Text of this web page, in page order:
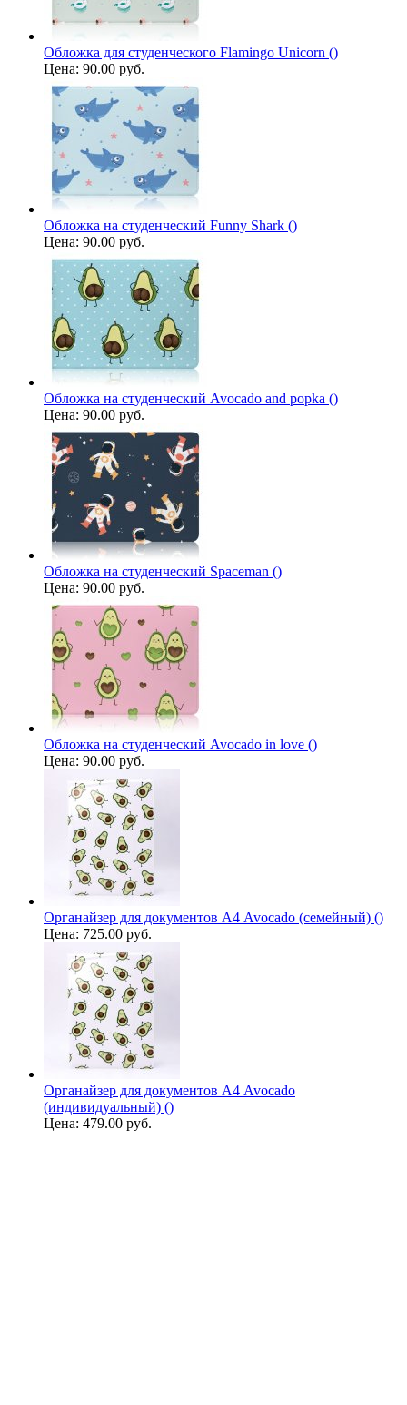
Обложка для студенческого Flamingo Unicorn ()
Цена: 90.00 руб.
Обложка на студенческий Funny Shark ()
Цена: 90.00 руб.
Обложка на студенческий Avocado and popka ()
Цена: 90.00 руб.
Обложка на студенческий Spaceman ()
Цена: 90.00 руб.
Обложка на студенческий Avocado in love ()
Цена: 90.00 руб.
Органайзер для документов А4 Avocado (семейный) ()
Цена: 725.00 руб.
Органайзер для документов А4 Avocado
(индивидуальный) ()
Цена: 479.00 руб.